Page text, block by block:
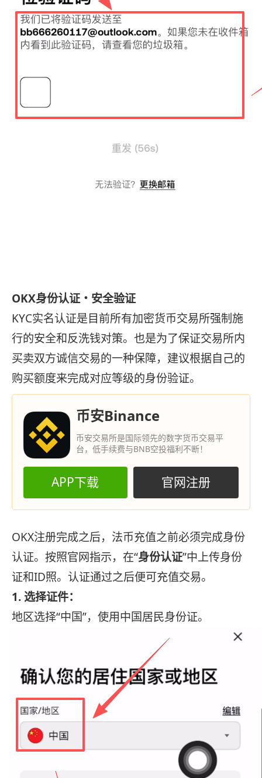
OKX身份认证・安全验证
KYC实名认证是目前所有加密货币交易所强制施
行的安全和反洗钱对策。也是为了保证交易所内
买卖双方诚信交易的一种保障，建议根据自己的
购买额度来完成对应等级的身份验证。
币安Binance
币安交易所是国际领先的数字货币交易平
台，低手续费与BNB空投福利不断！
APP下载 官网注册
OKX注册完成之后，法币充值之前必须完成身份
认证。按照官网指示，在“身份认证”中上传身份
证和ID照。认证通过之后便可充值交易。
1. 选择证件：
地区选择“中国”，使用中国居民身份证。